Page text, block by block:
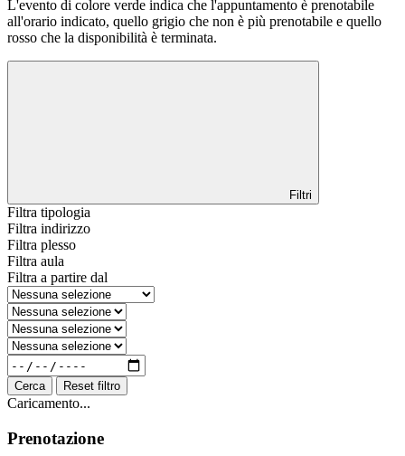
L'evento di colore verde indica che l'appuntamento è prenotabile
all'orario indicato, quello grigio che non è più prenotabile e quello
rosso che la disponibilità è terminata.
Filtri
Filtra tipologia
Filtra indirizzo
Filtra plesso
Filtra aula
Filtra a partire dal
Cerca Reset filtro
Caricamento...
Prenotazione